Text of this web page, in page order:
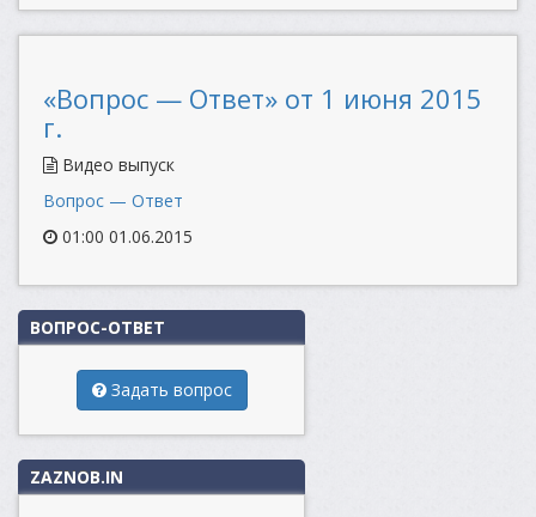
«Вопрос — Ответ» от 1 июня 2015
г.
Видео выпуск
Вопрос — Ответ
01:00 01.06.2015
ВОПРОС-ОТВЕТ
Задать вопрос
ZAZNOB.IN